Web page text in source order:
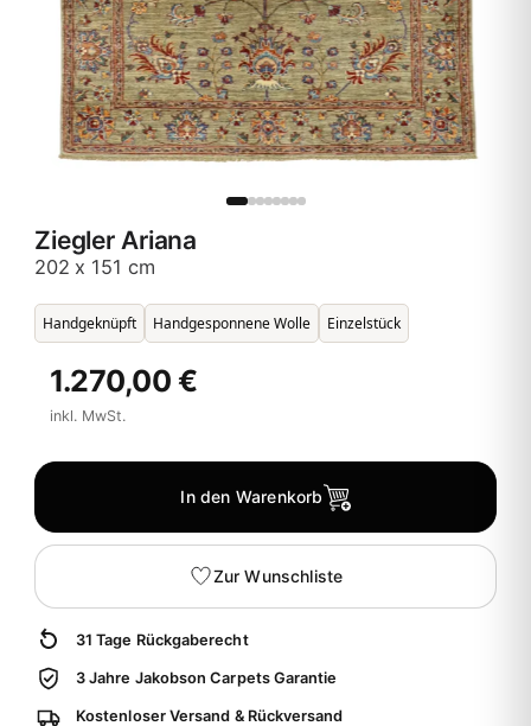
Ziegler Ariana
202 x 151 cm
Handgeknüpft Handgesponnene Wolle Einzelstück
1.270,00 €
inkl. MwSt.
In den Warenkorb
Zur Wunschliste
31 Tage Rückgaberecht
3 Jahre Jakobson Carpets Garantie
Kostenloser Versand & Rückversand